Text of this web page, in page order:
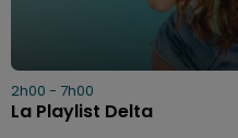
2h00 - 7h00
La Playlist Delta